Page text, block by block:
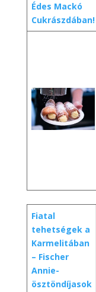
Édes Mackó
Cukrászdában!
Fiatal
tehetségek a
Karmelitában
– Fischer
Annie-
ösztöndíjasok